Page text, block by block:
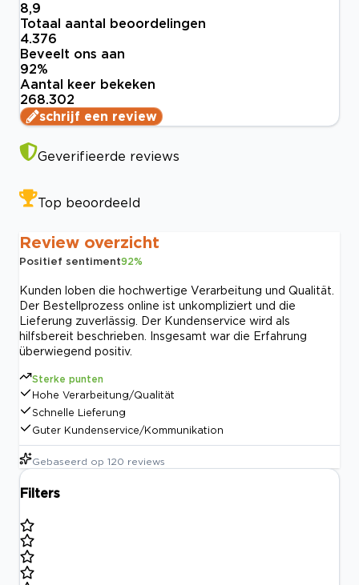
8,9
Totaal aantal beoordelingen
4.376
Beveelt ons aan
92%
Aantal keer bekeken
268.302
schrijf een review
Geverifieerde reviews
Top beoordeeld
Review overzicht
Positief sentiment92%
Kunden loben die hochwertige Verarbeitung und Qualität.
Der Bestellprozess online ist unkompliziert und die
Lieferung zuverlässig. Der Kundenservice wird als
hilfsbereit beschrieben. Insgesamt war die Erfahrung
überwiegend positiv.
Sterke punten
Hohe Verarbeitung/Qualität
Schnelle Lieferung
Guter Kundenservice/Kommunikation
Gebaseerd op 120 reviews
Filters